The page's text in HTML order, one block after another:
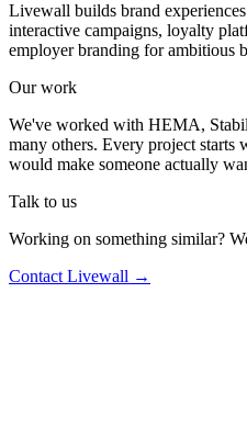
Livewall builds brand
interactive campaigns, loyalty
employer branding for ambitious
Our work
We've worked with HEMA,
many others. Every project starts
would make someone actually
Talk to us
Working on something similar?
Contact Livewall →